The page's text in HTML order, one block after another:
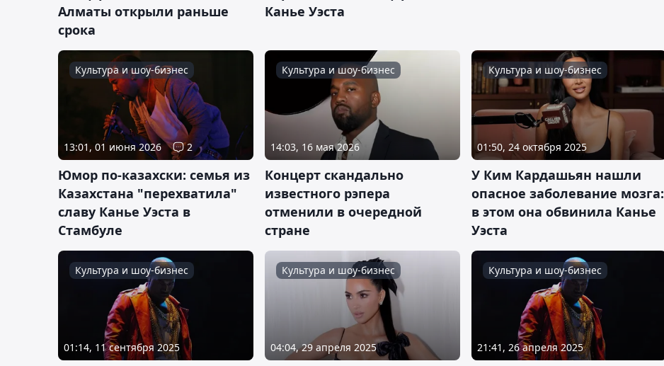
Алматы открыли раньше
срока
Канье Уэста
Культура и шоу-бизнес
13:01, 01 июня 2026 2
Юмор по-казахски: семья из
Казахстана "перехватила"
славу Канье Уэста в
Стамбуле
Культура и шоу-бизнес
14:03, 16 мая 2026
Концерт скандально
известного рэпера
отменили в очередной
стране
Культура и шоу-бизнес
01:50, 24 октября 2025
У Ким Кардашьян нашли
опасное заболевание мозга:
в этом она обвинила Канье
Уэста
Культура и шоу-бизнес
01:14, 11 сентября 2025
Культура и шоу-бизнес
04:04, 29 апреля 2025
Культура и шоу-бизнес
21:41, 26 апреля 2025